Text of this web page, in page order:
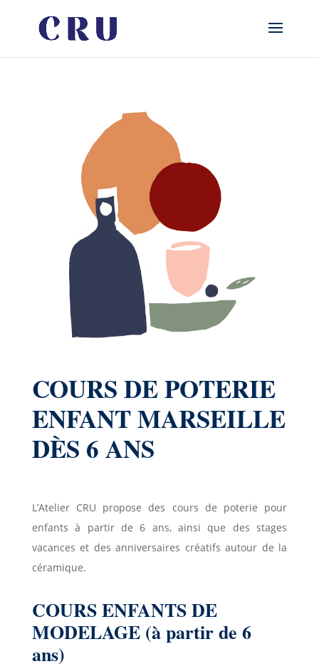
COURS DE POTERIE
ENFANT MARSEILLE
DÈS 6 ANS
L’Atelier CRU propose des cours de poterie pour
enfants à partir de 6 ans, ainsi que des stages
vacances et des anniversaires créatifs autour de la
céramique.
COURS ENFANTS DE
MODELAGE (à partir de 6
ans)